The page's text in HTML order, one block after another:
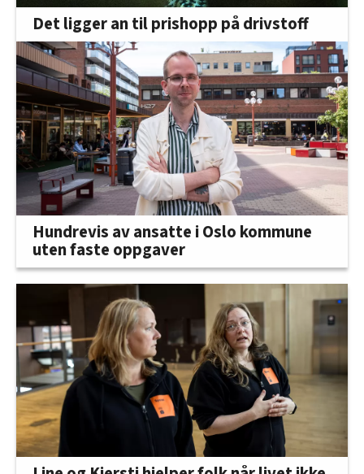
Det ligger an til prishopp på drivstoff
Hundrevis av ansatte i Oslo kommune
uten faste oppgaver